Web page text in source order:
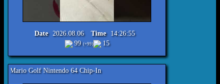
Date 2026.08.06 Time 14:26:55
99(+99) 15
64 Chip-In